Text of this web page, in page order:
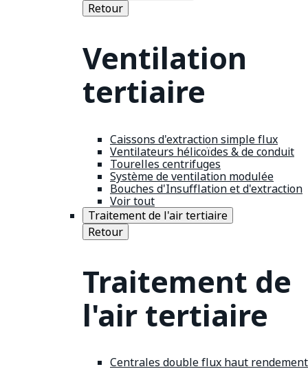
Retour
Ventilation
tertiaire
Caissons d'extraction simple flux
Ventilateurs hélicoïdes & de conduit
Tourelles centrifuges
Système de ventilation modulée
Bouches d'Insufflation et d'extraction
Voir tout
Traitement de l'air tertiaire
Retour
Traitement de
l'air tertiaire
Centrales double flux haut rendement